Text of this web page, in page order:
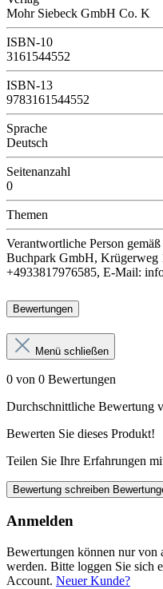
Mohr Siebeck GmbH Co. K
ISBN-10
3161544552
ISBN-13
9783161544552
Sprache
Deutsch
Seitenanzahl
0
Themen
Verantwortliche Person
Buchpark GmbH, Krügerweg
+4933817976585, E-Mail:
Bewertungen
Menü schließen
0 von 0 Bewertungen
Durchschnittliche Bewertung
Bewerten Sie dieses Produkt!
Teilen Sie Ihre Erfahrungen
Bewertung schreiben
Anmelden
Bewertungen können nur von
werden. Bitte loggen Sie sich
Account. Neuer Kunde?